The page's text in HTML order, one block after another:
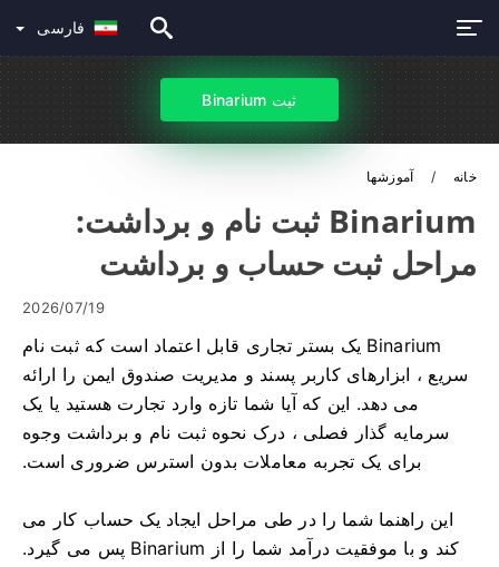
فارسی
ثبت Binarium
خانه آموزشها
Binarium ثبت نام و برداشت:
مراحل ثبت حساب و برداشت
2026/07/19
Binarium یک بستر تجاری قابل اعتماد است که ثبت نام
سریع ، ابزارهای کاربر پسند و مدیریت صندوق ایمن را ارائه
می دهد. این که آیا شما تازه وارد تجارت هستید یا یک
سرمایه گذار فصلی ، درک نحوه ثبت نام و برداشت وجوه
برای یک تجربه معاملات بدون استرس ضروری است.
این راهنما شما را در طی مراحل ایجاد یک حساب کار می
کند و با موفقیت درآمد شما را از Binarium پس می گیرد.